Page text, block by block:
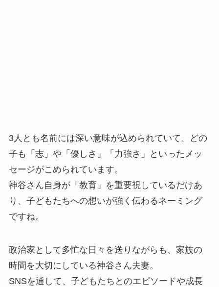
3人とも名前には深い意味が込められていて、どの
子も「志」や「優しさ」「力強さ」といったメッ
セージがこめられています。
神谷さん自身が「教育」を重要視しているだけあ
り、子どもたちへの想いが強く伝わるネーミング
ですね。
政治家として多忙な日々を送りながらも、家族の
時間を大切にしている神谷さん夫妻。
SNSを通して、子どもたちとのエピソードや成長